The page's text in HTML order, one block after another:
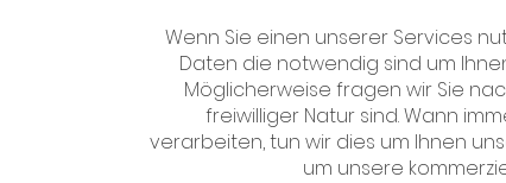
Wenn Sie einen unserer Services
Daten die notwendig sind um
Möglicherweise fragen wir Sie
freiwilliger Natur sind. Wann
verarbeiten, tun wir dies um Ihnen
um unsere